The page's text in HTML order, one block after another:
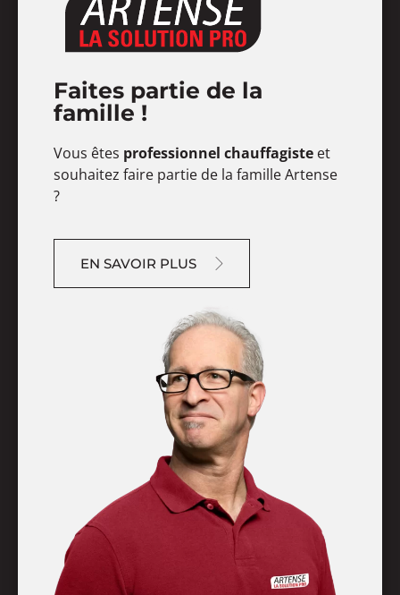
Faites partie de la
famille !
Vous êtes professionnel chauffagiste et
souhaitez faire partie de la famille Artense
?
EN SAVOIR PLUS